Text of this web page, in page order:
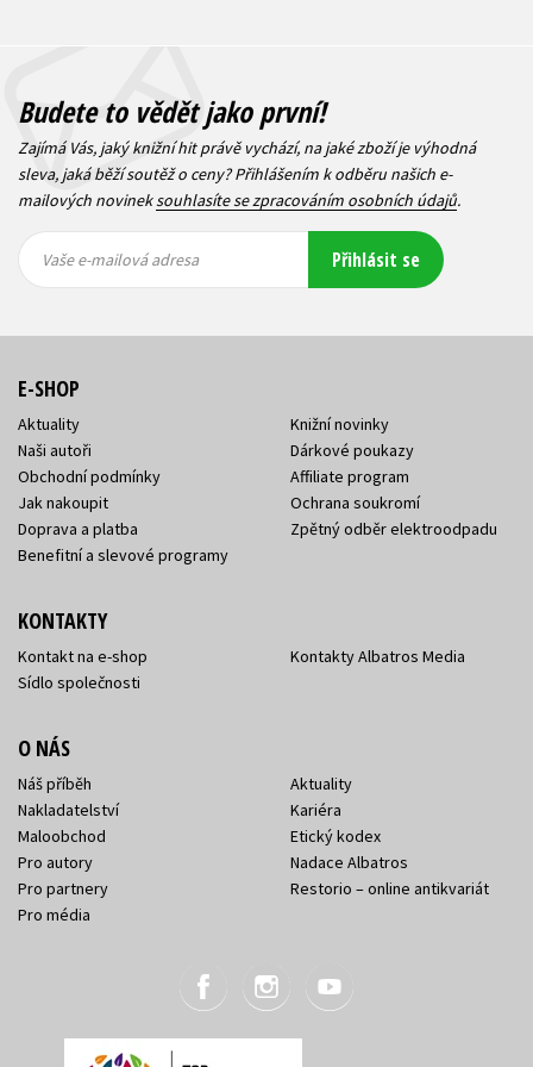
Budete to vědět jako první!
Zajímá Vás, jaký knižní hit právě vychází, na jaké zboží je výhodná
sleva, jaká běží soutěž o ceny? Přihlášením k odběru našich e-
mailových novineksouhlasíte se zpracováním osobních údajů.
mailová
mailová
Vaše e-mailová adresa Přihlásit se
E-SHOP
Aktuality
Naši autoři
Obchodní podmínky
Jak nakoupit
Doprava a platba
Benefitní a slevové programy
Knižní novinky
Dárkové poukazy
Affiliate program
Ochrana soukromí
Zpětný odběr elektroodpadu
KONTAKTY
Kontakt na e-shop
Sídlo společnosti
Kontakty Albatros Media
O NÁS
Náš příběh
Nakladatelství
Maloobchod
Pro autory
Pro partnery
Pro média
Aktuality
Kariéra
Etický kodex
Nadace Albatros
Restorio – online antikvariát